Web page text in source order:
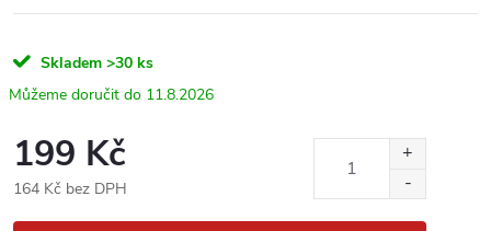
Skladem >30 ks
11.8.2026
199 Kč
164 Kč bez DPH